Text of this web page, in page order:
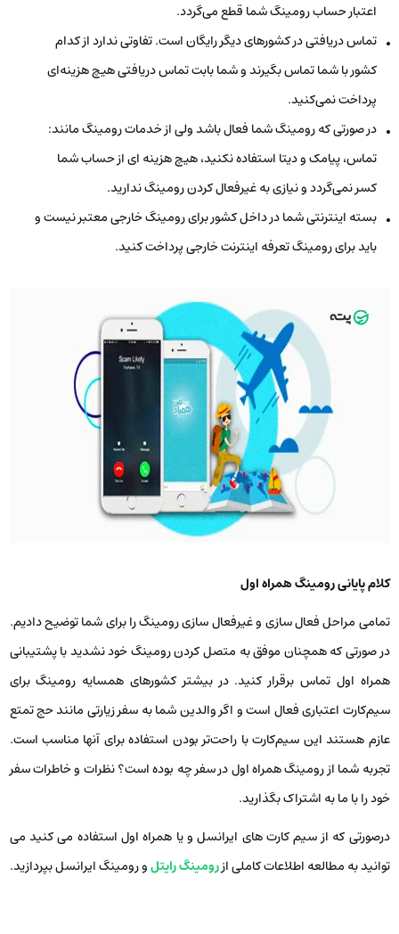
اعتبار حساب رومینگ شما قطع می‌گردد.
تماس دریافتی در کشورهای دیگر رایگان است. تفاوتی ندارد از کدام
کشور با شما تماس بگیرند و شما بابت تماس دریافتی هیچ هزینه‌ای
پرداخت نمی‌کنید.
در صورتی که رومینگ شما فعال باشد ولی از خدمات رومینگ مانند:
تماس، پیامک و دیتا استفاده نکنید، هیچ هزینه ای از حساب شما
کسر نمی‌گردد و نیازی به غیرفعال کردن رومینگ ندارید.
بسته اینترنتی شما در داخل کشور برای رومینگ خارجی معتبر نیست و
باید برای رومینگ تعرفه اینترنت خارجی پرداخت کنید.
کلام پایانی رومینگ همراه اول
تمامی مراحل فعال سازی و غیرفعال سازی رومینگ را برای شما توضیح دادیم.
در صورتی که همچنان موفق به متصل کردن رومینگ خود نشدید با پشتیبانی
همراه اول تماس برقرار کنید. در بیشتر کشورهای همسایه رومینگ برای
سیم‌کارت اعتباری فعال است و اگر والدین شما به سفر زیارتی مانند حج تمتع
عازم هستند این سیم‌کارت با راحت‌تر بودن استفاده برای آنها مناسب است.
تجربه شما از رومینگ همراه اول در سفر چه بوده است؟ نظرات و خاطرات سفر
خود را با ما به اشتراک بگذارید.
درصورتی که از سیم کارت های ایرانسل و یا همراه اول استفاده می کنید می
توانید به مطالعه اطلاعات کاملی ازرومینگ رایتلو رومینگ ایرانسل بپردازید.